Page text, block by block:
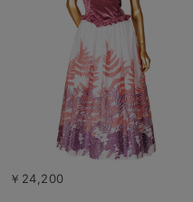
￥24,200